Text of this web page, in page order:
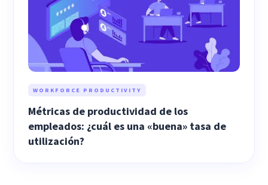
WORKFORCE PRODUCTIVITY
Métricas de productividad de los
empleados: ¿cuál es una «buena» tasa de
utilización?